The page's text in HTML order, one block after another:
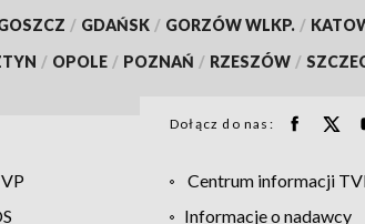
/ GDAŃSK / GORZÓW WLKP. /
/ OPOLE / POZNAŃ / RZESZÓW /
Dołącz do nas:
Centrum informacji
Informacje o nadawcy